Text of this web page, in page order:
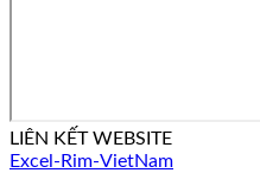
LIÊN KẾT WEBSITE
Excel-Rim-VietNam